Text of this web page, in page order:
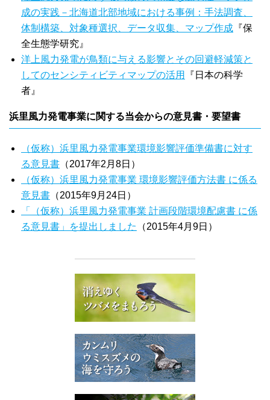
成の実践－北海道北部地域における事例：手法調査、
体制構築、対象種選択、データ収集、マップ作成 『保
全生態学研究』
洋上風力発電が鳥類に与える影響とその回避軽減策と
してのセンシティビティマップの活用
『日本の科学
者』
浜里風力発電事業に関する当会からの意見書・要望書
（仮称）浜里風力発電事業環境影響評価準備書に対す
る意見書 （2017年2月8日）
（仮称）浜里風力発電事業 環境影響評価方法書 に係る
意見書 （2015年9月24日）
「（仮称）浜里風力発電事業 計画段階環境配慮書 に係
る意見書」を提出しました
（2015年4月9日）